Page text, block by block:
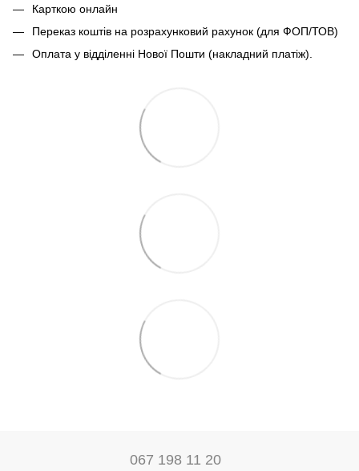
Карткою онлайн
Переказ коштів на розрахунковий рахунок (для ФОП/ТОВ)
Оплата у відділенні Нової Пошти (накладний платіж).
067 198 11 20